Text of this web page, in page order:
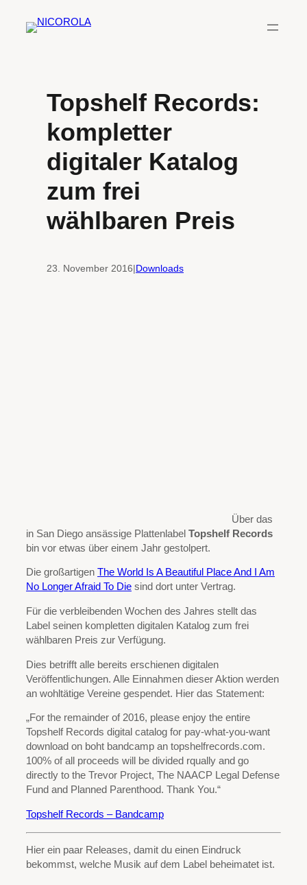
Inhalt
Topshelf Records:
kompletter
digitaler Katalog
zum frei
wählbaren Preis
23. November 2016|Downloads
Über das
in San Diego ansässige Plattenlabel Topshelf Records
bin vor etwas über einem Jahr gestolpert.
Die großartigen The World Is A Beautiful Place And I Am
No Longer Afraid To Die sind dort unter Vertrag.
Für die verbleibenden Wochen des Jahres stellt das
Label seinen kompletten digitalen Katalog zum frei
wählbaren Preis zur Verfügung.
Dies betrifft alle bereits erschienen digitalen
Veröffentlichungen. Alle Einnahmen dieser Aktion werden
an wohltätige Vereine gespendet. Hier das Statement:
„For the remainder of 2016, please enjoy the entire
Topshelf Records digital catalog for pay-what-you-want
download on boht bandcamp an topshelfrecords.com.
100% of all proceeds will be divided rqually and go
directly to the Trevor Project, The NAACP Legal Defense
Fund and Planned Parenthood. Thank You.“
Topshelf Records – Bandcamp
Hier ein paar Releases, damit du einen Eindruck
bekommst, welche Musik auf dem Label beheimatet ist.